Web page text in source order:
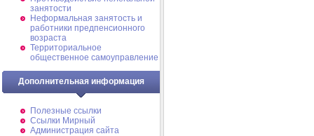
занятости
Неформальная занятость и
работники предпенсионного
возраста
Территориальное
общественное самоуправление
Дополнительная информация
Полезные ссылки
Ссылки Мирный
Администрация сайта